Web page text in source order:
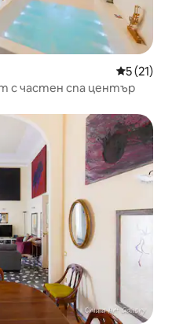
Средна
5 (21)
с частен спа център